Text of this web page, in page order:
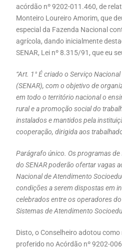
acórdão nº 9202-011.460, de
Monteiro Loureiro Amorim, que
especial da Fazenda Nacional
agrícola, dando inicialmente
SENAR, Lei nº 8.315/91, que eu
“Art. 1° É criado o Serviço
(SENAR), com o objetivo de
em todo o território nacional o
rural e a promoção social do
instalados e mantidos pela
cooperação, dirigida aos
Parágrafo único. Os programas
do SENAR poderão ofertar vagas
Nacional de Atendimento
condições a serem dispostas em
celebrados entre os operadores
Sistemas de Atendimento
Disto, o Conselheiro adotou
proferido no Acórdão nº 9202-